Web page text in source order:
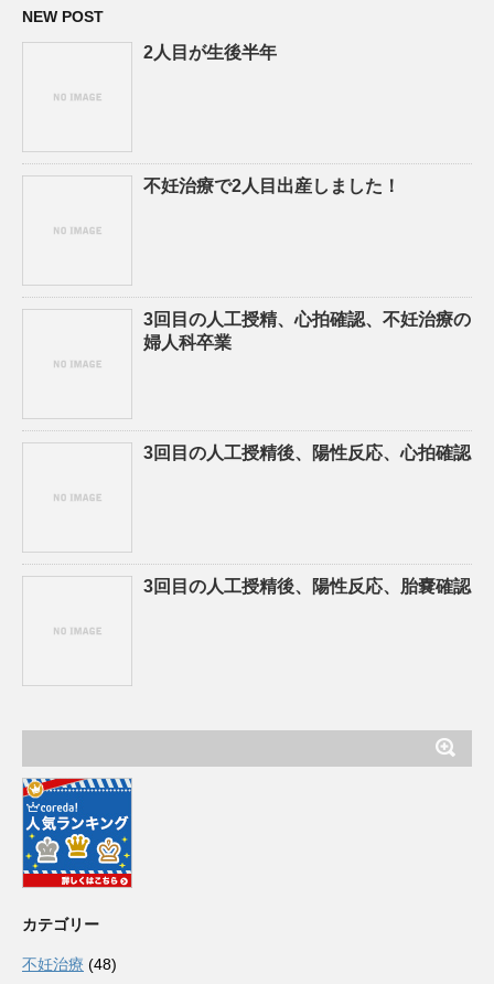
NEW POST
2人目が生後半年
不妊治療で2人目出産しました！
3回目の人工授精、心拍確認、不妊治療の
婦人科卒業
3回目の人工授精後、陽性反応、心拍確認
3回目の人工授精後、陽性反応、胎嚢確認
カテゴリー
不妊治療 (48)